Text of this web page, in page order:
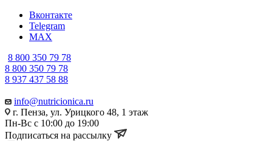
Вконтакте
Telegram
MAX
8 800 350 79 78
8 800 350 79 78
8 937 437 58 88
info@nutricionica.ru
г. Пенза, ул. Урицкого 48, 1 этаж
Пн-Вс с 10:00 до 19:00
Подписаться на рассылку